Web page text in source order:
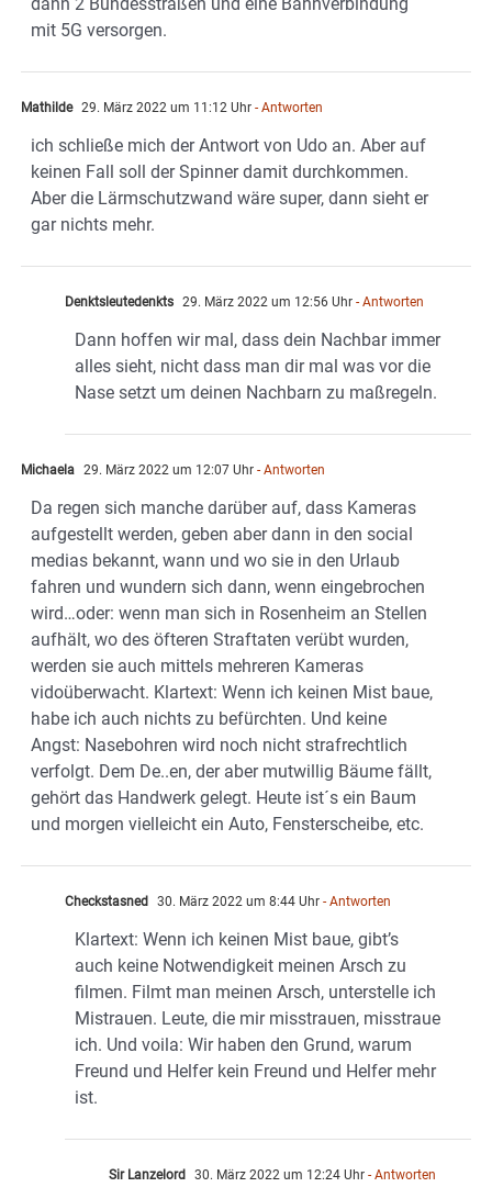
mit 5G versorgen.
Mathilde 29. März 2022 um 11:12 Uhr - Antworten
ich schließe mich der Antwort von Udo an. Aber auf
keinen Fall soll der Spinner damit durchkommen.
Aber die Lärmschutzwand wäre super, dann sieht er
gar nichts mehr.
Denktsleutedenkts 29. März 2022 um 12:56 Uhr - Antworten
Dann hoffen wir mal, dass dein Nachbar immer
alles sieht, nicht dass man dir mal was vor die
Nase setzt um deinen Nachbarn zu maßregeln.
Michaela 29. März 2022 um 12:07 Uhr - Antworten
Da regen sich manche darüber auf, dass Kameras
aufgestellt werden, geben aber dann in den social
medias bekannt, wann und wo sie in den Urlaub
fahren und wundern sich dann, wenn eingebrochen
wird…oder: wenn man sich in Rosenheim an Stellen
aufhält, wo des öfteren Straftaten verübt wurden,
werden sie auch mittels mehreren Kameras
vidoüberwacht. Klartext: Wenn ich keinen Mist baue,
habe ich auch nichts zu befürchten. Und keine
Angst: Nasebohren wird noch nicht strafrechtlich
verfolgt. Dem De..en, der aber mutwillig Bäume fällt,
gehört das Handwerk gelegt. Heute ist´s ein Baum
und morgen vielleicht ein Auto, Fensterscheibe, etc.
Checkstasned 30. März 2022 um 8:44 Uhr - Antworten
Klartext: Wenn ich keinen Mist baue, gibt’s
auch keine Notwendigkeit meinen Arsch zu
filmen. Filmt man meinen Arsch, unterstelle ich
Mistrauen. Leute, die mir misstrauen, misstraue
ich. Und voila: Wir haben den Grund, warum
Freund und Helfer kein Freund und Helfer mehr
ist.
Sir Lanzelord 30. März 2022 um 12:24 Uhr - Antworten